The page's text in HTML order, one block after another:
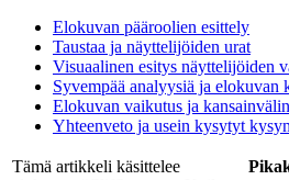
Elokuvan pääroolien esittely
Taustaa ja näyttelijöiden urat
Visuaalinen esitys näyttelijöiden
Syvempää analyysiä ja elokuvan
Elokuvan vaikutus ja
Yhteenveto ja usein kysytyt
Tämä artikkeli käsittelee